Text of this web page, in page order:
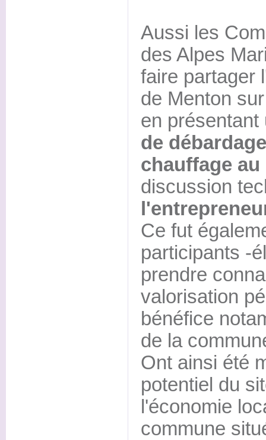
Aussi les
des Alpes
faire partager
de Menton
en
de
chauffage au
discussion
Ce fut
participants -
prendre
valorisation
bénéfice
de la
Ont ainsi été
potentiel du
l'économie
commune